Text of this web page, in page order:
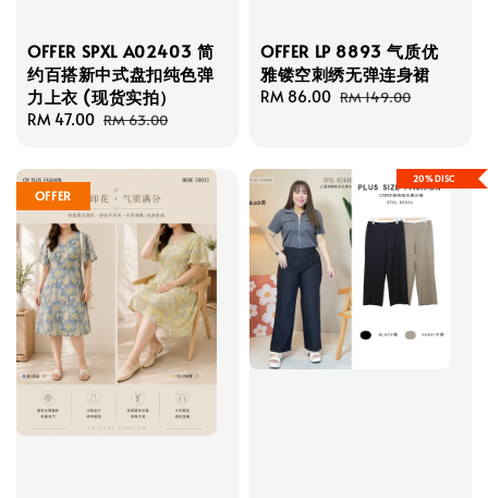
OFFER SPXL A02403 简
约百搭新中式盘扣纯色弹
力上衣 (现货实拍）
Sale
RM 47.00 Regular
RM 63.00
OFFER LP 8893 气质优
雅镂空刺绣无弹连身裙
Sale
RM 86.00 Regular
RM 149.00
OFFER
20%DISC